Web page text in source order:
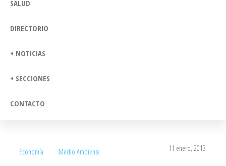
SALUD
DIRECTORIO
+ NOTICIAS
+ SECCIONES
CONTACTO
Economía Medio Ambiente 11 enero, 2013